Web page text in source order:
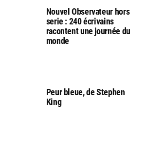
Nouvel Observateur hors
serie : 240 écrivains
racontent une journée du
monde
Peur bleue, de Stephen
King